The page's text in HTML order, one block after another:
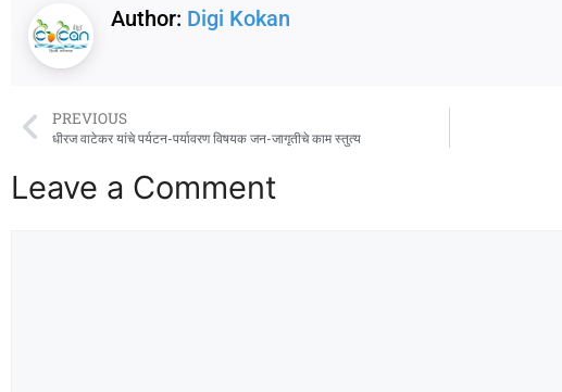
Author: Digi Kokan
PREVIOUS
धीरज वाटेकर यांचे पर्यटन-पर्यावरण विषयक जन-जागृतीचे काम स्तुत्य
Leave a Comment